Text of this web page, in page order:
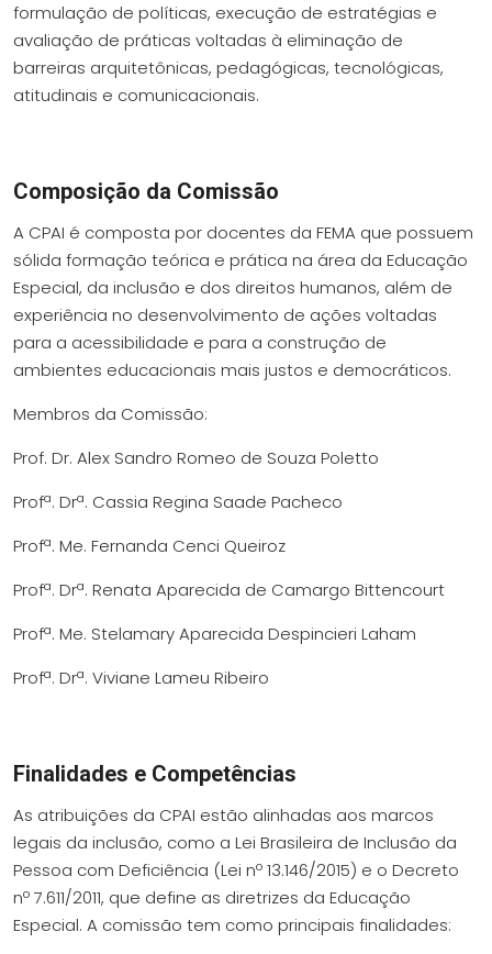
formulação de políticas, execução de estratégias e
avaliação de práticas voltadas à eliminação de
barreiras arquitetônicas, pedagógicas, tecnológicas,
atitudinais e comunicacionais.
Composição da Comissão
A CPAI é composta por docentes da FEMA que possuem
sólida formação teórica e prática na área da Educação
Especial, da inclusão e dos direitos humanos, além de
experiência no desenvolvimento de ações voltadas
para a acessibilidade e para a construção de
ambientes educacionais mais justos e democráticos.
Membros da Comissão:
Prof. Dr. Alex Sandro Romeo de Souza Poletto
Profª. Drª. Cassia Regina Saade Pacheco
Profª. Me. Fernanda Cenci Queiroz
Profª. Drª. Renata Aparecida de Camargo Bittencourt
Profª. Me. Stelamary Aparecida Despincieri Laham
Profª. Drª. Viviane Lameu Ribeiro
Finalidades e Competências
As atribuições da CPAI estão alinhadas aos marcos
legais da inclusão, como a Lei Brasileira de Inclusão da
Pessoa com Deficiência (Lei nº 13.146/2015) e o Decreto
nº 7.611/2011, que define as diretrizes da Educação
Especial. A comissão tem como principais finalidades: